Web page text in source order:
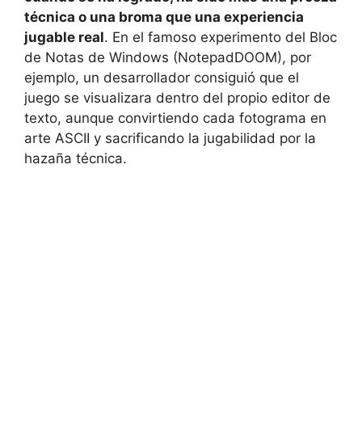
técnica o una broma que una experiencia
jugable real. En el famoso experimento del Bloc
de Notas de Windows (NotepadDOOM), por
ejemplo, un desarrollador consiguió que el
juego se visualizara dentro del propio editor de
texto, aunque convirtiendo cada fotograma en
arte ASCII y sacrificando la jugabilidad por la
hazaña técnica.